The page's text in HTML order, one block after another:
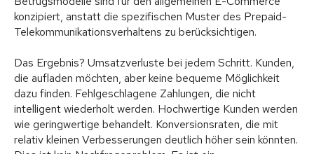
konzipiert, anstatt die spezifischen Muster des Prepaid-
Telekommunikationsverhaltens zu berücksichtigen.
Das Ergebnis? Umsatzverluste bei jedem Schritt. Kunden,
die aufladen möchten, aber keine bequeme Möglichkeit
dazu finden. Fehlgeschlagene Zahlungen, die nicht
intelligent wiederholt werden. Hochwertige Kunden werden
wie geringwertige behandelt. Konversionsraten, die mit
relativ kleinen Verbesserungen deutlich höher sein könnten.